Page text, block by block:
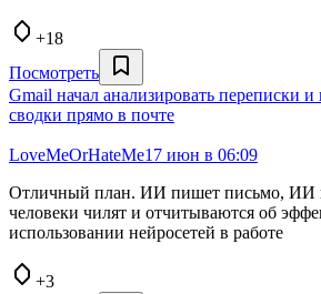
+18
Посмотреть
Gmail начал анализировать переписки
сводки прямо в почте
LoveMeOrHateMe17 июн в 06:09
Отличный план. ИИ пишет письмо, ИИ
человеки чилят и отчитываются об
использовании нейросетей в работе
+3